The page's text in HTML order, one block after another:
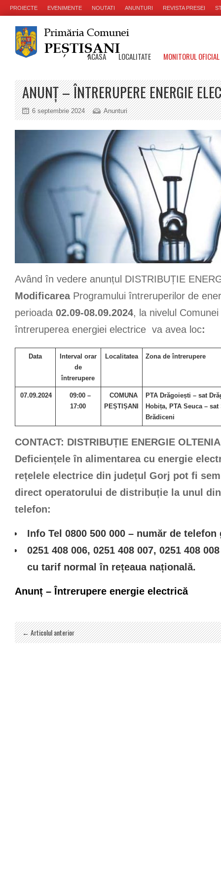
PROIECTE EVENIMENTE NOUTATI ANUNTURI REVISTA PRESEI
ACASA LOCALITATE MONITORUL
ANUNȚ – ÎNTRERUPERE ENERGIE
6 septembrie 2024 Anunturi
Având în vedere anunțul DISTRIBUȚIE
Modificarea Programului întreruperilor de
perioada 02.09-08.09.2024, la nivelul
întreruperea energiei electrice va avea loc:
Data
Interval orar
de
întrerupere
Localitatea Zona de întrerupere
07.09.2024
09:00 –
17:00
COMUNA
PEȘTIȘANI
PTA Drăgoiești – sat
Hobița, PTA Seuca –
Brădiceni
CONTACT: DISTRIBUȚIE ENERGIE OLTENIA
Deficiențele în alimentarea cu energie
rețelele electrice din județul Gorj pot fi
direct operatorului de distribuție la unul
telefon:
Info Tel 0800 500 000 – număr de
0251 408 006, 0251 408 007, 0251 408 008
cu tarif normal în rețeaua națională.
Anunț – Întrerupere energie electrică
← Articolul anterior